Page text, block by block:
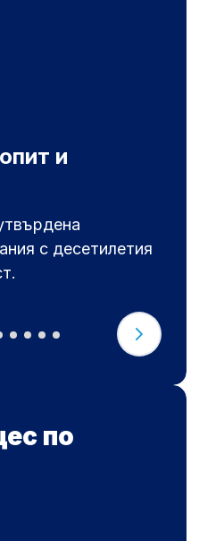
и
с десетилетия
по